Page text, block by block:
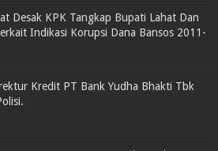
Desak KPK Tangkap Bupati Lahat Dan
Indikasi Korupsi Dana Bansos 2011-
Kredit PT Bank Yudha Bhakti Tbk